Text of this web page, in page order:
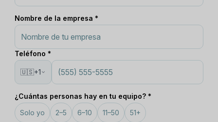
Nombre de la empresa *
Teléfono *
🇺🇸+1
¿Cuántas personas hay en tu equipo? *
Solo yo
2–5 6–10 11–50 51+